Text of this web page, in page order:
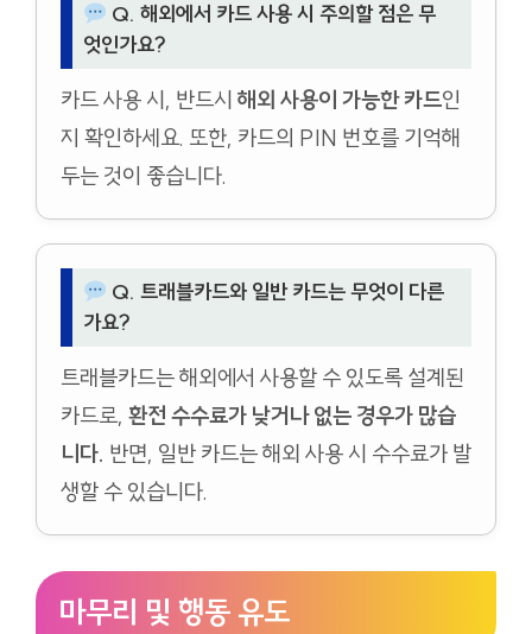
Q. 해외에서 카드 사용 시 주의할 점은 무
엇인가요?
카드 사용 시, 반드시 해외 사용이 가능한 카드인
지 확인하세요. 또한, 카드의 PIN 번호를 기억해
두는 것이 좋습니다.
Q. 트래블카드와 일반 카드는 무엇이 다른
가요?
트래블카드는 해외에서 사용할 수 있도록 설계된
카드로, 환전 수수료가 낮거나 없는 경우가 많습
니다. 반면, 일반 카드는 해외 사용 시 수수료가 발
생할 수 있습니다.
마무리 및 행동 유도